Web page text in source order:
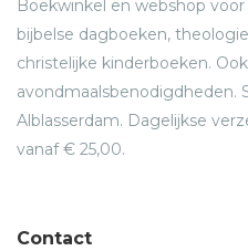
Boekwinkel en webshop voor
bijbelse dagboeken,
christelijke kinderboeken.
avondmaalsbenodigdheden.
Alblasserdam. Dagelijkse
vanaf € 25,00.
Contact